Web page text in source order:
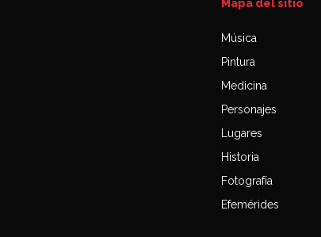
Mapa del sitio
Música
Pintura
Medicina
Personajes
Lugares
Historia
Fotografía
Efemérides